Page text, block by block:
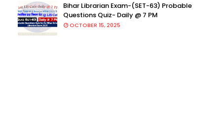
Bihar Librarian Exam-(SET-63) Probable
Questions Quiz- Daily @ 7 PM
OCTOBER 15, 2025